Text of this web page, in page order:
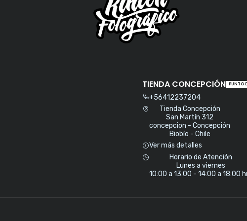
TIENDA CONCEPCIÓN PUNTO
+56412237204
Tienda Concepción
San Martín 312
concepcion - Concepción
Biobío - Chile
Ver más detalles
Horario de Atención
Lunes a viernes
10:00 a 13:00 - 14:00 a 18:00